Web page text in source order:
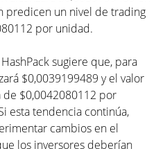
predicen un nivel de trading
por unidad.
sugiere que, para
$0,0039199489 y el valor
$0,0042080112 por
esta tendencia continúa,
cambios en el
los inversores deberían